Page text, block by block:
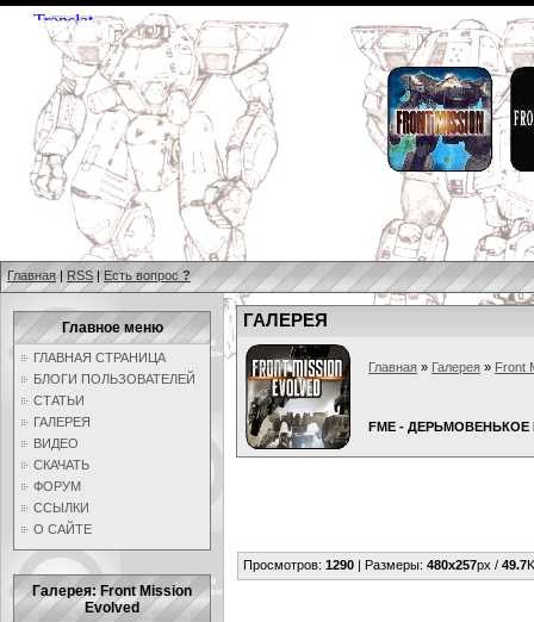
Главная | RSS | Есть вопрос ?
Главное меню
ГЛАВНАЯ СТРАНИЦА
БЛОГИ ПОЛЬЗОВАТЕЛЕЙ
СТАТЬИ
ГАЛЕРЕЯ
ВИДЕО
СКАЧАТЬ
ФОРУМ
ССЫЛКИ
О САЙТЕ
Галерея: Front Mission
Evolved
ГАЛЕРЕЯ
Главная » Галерея » Front
FME - ДЕРЬМОВЕНЬКОЕ
Просмотров: 1290 | Размеры: 480x257px / 49.7